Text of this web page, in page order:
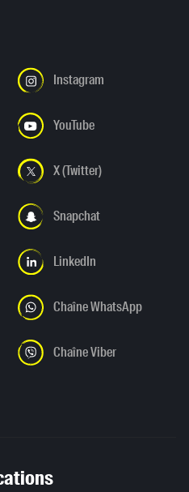
Instagram
YouTube
X (Twitter)
Snapchat
LinkedIn
Chaîne WhatsApp
Chaîne Viber